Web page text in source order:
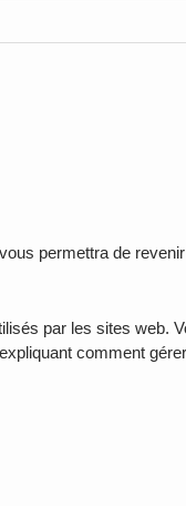
permettra de
par les sites web.
comment